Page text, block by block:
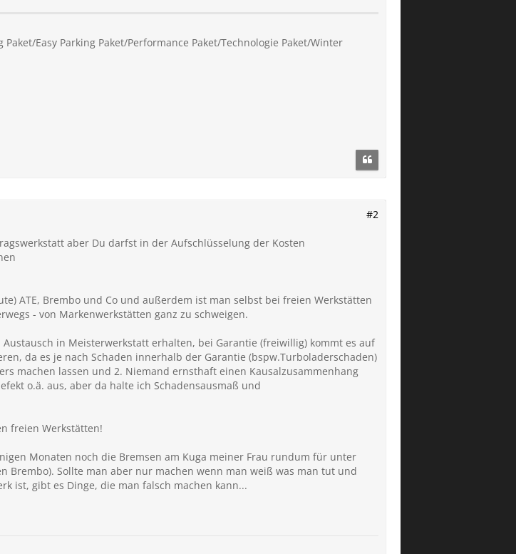
Easy Parking Paket/Performance Paket/Technologie Paket/Winter
#2
aber Du darfst in der Aufschlüsselung der Kosten
ATE, Brembo und Co und außerdem ist man selbst bei freien Werkstätten
- von Markenwerkstätten ganz zu schweigen.
in Meisterwerkstatt erhalten, bei Garantie (freiwillig) kommt es auf
da es je nach Schaden innerhalb der Garantie (bspw.Turboladerschaden)
machen lassen und 2. Niemand ernsthaft einen Kausalzusammenhang
o.ä. aus, aber da halte ich Schadensausmaß und
freien Werkstätten!
Monaten noch die Bremsen am Kuga meiner Frau rundum für unter
Brembo). Sollte man aber nur machen wenn man weiß was man tut und
ist, gibt es Dinge, die man falsch machen kann...